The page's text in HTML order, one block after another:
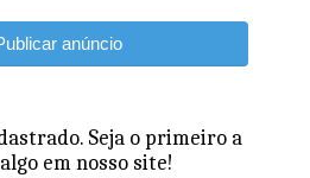
anúncio
Seja o primeiro a
em nosso site!